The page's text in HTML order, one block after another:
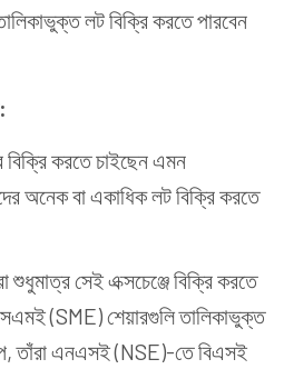
লট বিক্রি করতে পারবেন
করতে চাইছেন এমন
অনেক বা একাধিক লট বিক্রি করতে
শুধুমাত্র সেই এক্সচেঞ্জে বিক্রি করতে
এসএমই (SME) শেয়ারগুলি তালিকাভুক্ত
তাঁরা এনএসই (NSE)-তে বিএসই